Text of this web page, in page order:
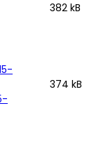
382 kB
374 kB